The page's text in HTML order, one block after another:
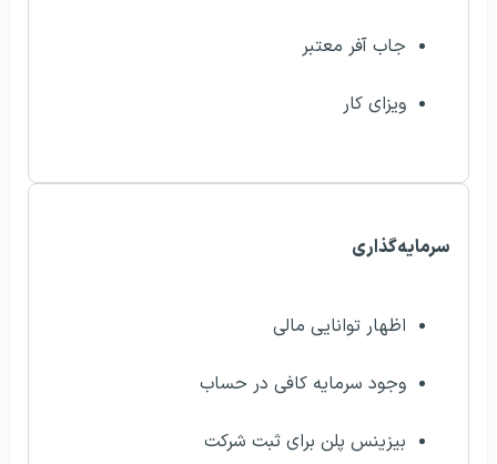
جاب آفر معتبر
ویزای کار
سرمایه‌گذاری
اظهار توانایی مالی
وجود سرمایه کافی در حساب
بیزینس پلن برای ثبت شرکت